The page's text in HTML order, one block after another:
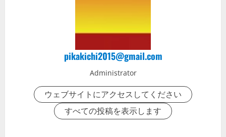
pikakichi2015@gmail.com
Administrator
ウェブサイトにアクセスしてください
すべての投稿を表示します